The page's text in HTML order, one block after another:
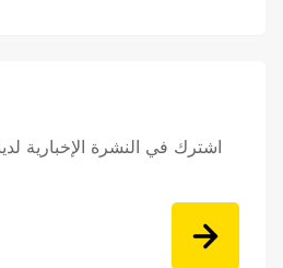
اشترك في النشرة الإخبارية